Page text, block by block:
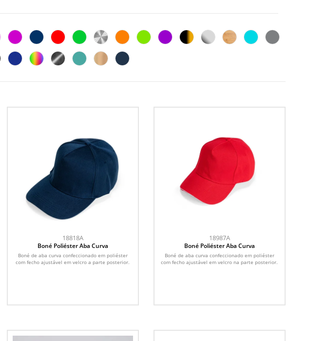
18818A
Boné Poliéster Aba Curva
Boné de aba curva confeccionado em poliéster
com fecho ajustável em velcro a parte posterior.
18987A
Boné Poliéster Aba Curva
Boné de aba curva confeccionado em poliéster
com fecho ajustável em velcro na parte posterior.